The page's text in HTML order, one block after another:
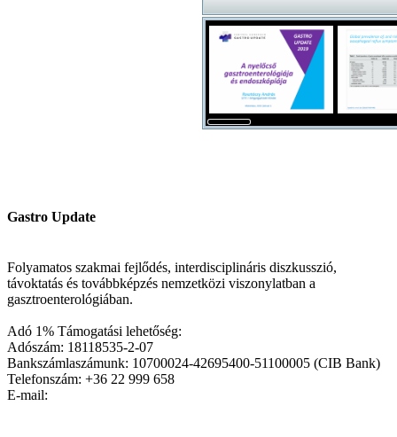
Gastro Update
Folyamatos szakmai fejlődés, interdisciplináris diszkusszió,
távoktatás és továbbképzés nemzetközi viszonylatban a
gasztroenterológiában.
Adó 1% Támogatási lehetőség:
Adószám: 18118535-2-07
Bankszámlaszámunk: 10700024-42695400-51100005 (CIB Bank)
Telefonszám: +36 22 999 658
E-mail: